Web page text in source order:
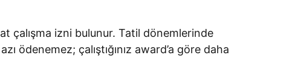
çalışma izni bulunur. Tatil dönemlerinde
ödenemez; çalıştığınız award’a göre daha